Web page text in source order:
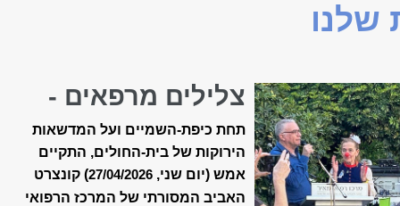
שלנו
צלילים מרפאים -
קונצרט האביב ה-18
של ״מאיר״
תחת כיפת-השמיים ועל המדשאות
הירוקות של בית-החולים, התקיים
אמש (יום שני, 27/04/2026) קונצרט
האביב המסורתי של המרכז הרפואי